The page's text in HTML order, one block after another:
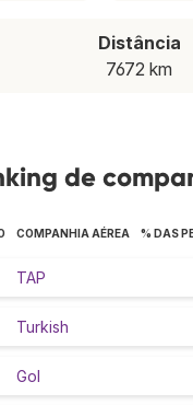
Distância
7672 km
de
COMPANHIA AÉREA % DAS
TAP
Turkish
Gol